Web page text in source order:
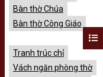
Bàn thờ Chúa
Bàn thờ Công Giáo
Tranh trúc chỉ
Vách ngăn phòng thờ